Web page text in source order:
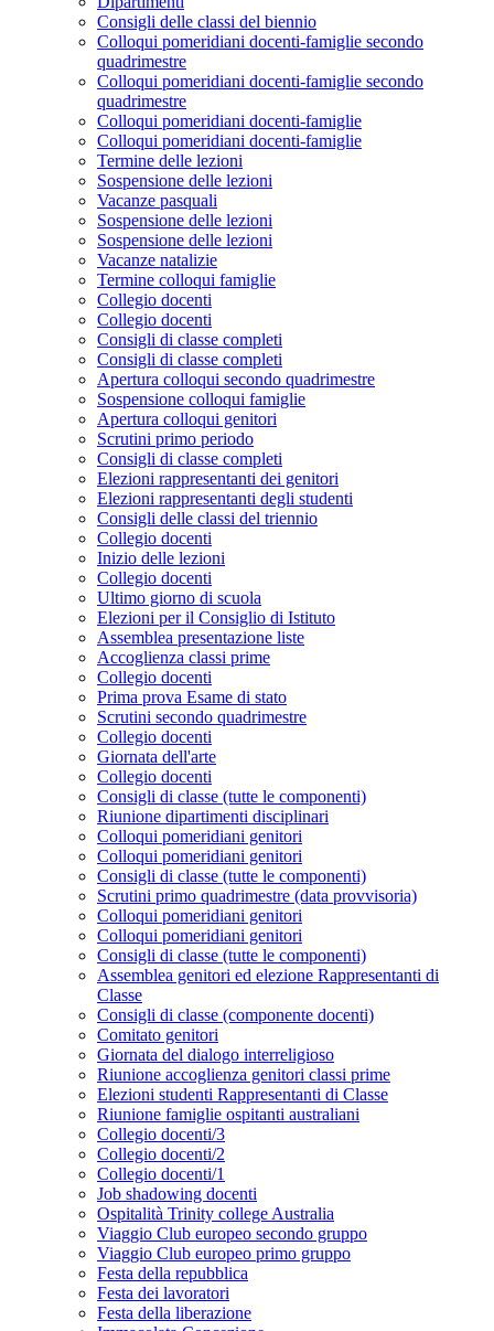
Consigli delle classi del biennio
Colloqui pomeridiani docenti-famiglie secondo
quadrimestre
Colloqui pomeridiani docenti-famiglie secondo
quadrimestre
Colloqui pomeridiani docenti-famiglie
Colloqui pomeridiani docenti-famiglie
Termine delle lezioni
Sospensione delle lezioni
Vacanze pasquali
Sospensione delle lezioni
Sospensione delle lezioni
Vacanze natalizie
Termine colloqui famiglie
Collegio docenti
Collegio docenti
Consigli di classe completi
Consigli di classe completi
Apertura colloqui secondo quadrimestre
Sospensione colloqui famiglie
Apertura colloqui genitori
Scrutini primo periodo
Consigli di classe completi
Elezioni rappresentanti dei genitori
Elezioni rappresentanti degli studenti
Consigli delle classi del triennio
Collegio docenti
Inizio delle lezioni
Collegio docenti
Ultimo giorno di scuola
Elezioni per il Consiglio di Istituto
Assemblea presentazione liste
Accoglienza classi prime
Collegio docenti
Prima prova Esame di stato
Scrutini secondo quadrimestre
Collegio docenti
Giornata dell'arte
Collegio docenti
Consigli di classe (tutte le componenti)
Riunione dipartimenti disciplinari
Colloqui pomeridiani genitori
Colloqui pomeridiani genitori
Consigli di classe (tutte le componenti)
Scrutini primo quadrimestre (data provvisoria)
Colloqui pomeridiani genitori
Colloqui pomeridiani genitori
Consigli di classe (tutte le componenti)
Assemblea genitori ed elezione Rappresentanti di
Classe
Consigli di classe (componente docenti)
Comitato genitori
Giornata del dialogo interreligioso
Riunione accoglienza genitori classi prime
Elezioni studenti Rappresentanti di Classe
Riunione famiglie ospitanti australiani
Collegio docenti/3
Collegio docenti/2
Collegio docenti/1
Job shadowing docenti
Ospitalità Trinity college Australia
Viaggio Club europeo secondo gruppo
Viaggio Club europeo primo gruppo
Festa della repubblica
Festa dei lavoratori
Festa della liberazione